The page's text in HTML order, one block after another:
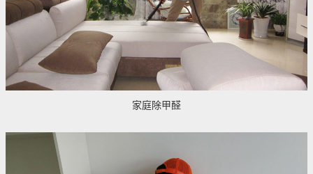
家庭除甲醛